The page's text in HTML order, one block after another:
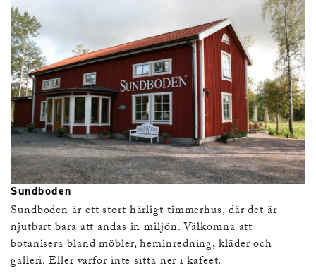
Sundboden
Sundboden är ett stort härligt timmerhus, där det är
njutbart bara att andas in miljön. Välkomna att
botanisera bland möbler, heminredning, kläder och
galleri. Eller varför inte sitta ner i kafeet.